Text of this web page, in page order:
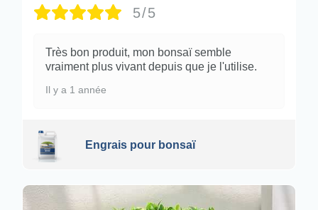
5/5
Très bon produit, mon bonsaï semble
vraiment plus vivant depuis que je l'utilise.
Il y a 1 année
Engrais pour bonsaï